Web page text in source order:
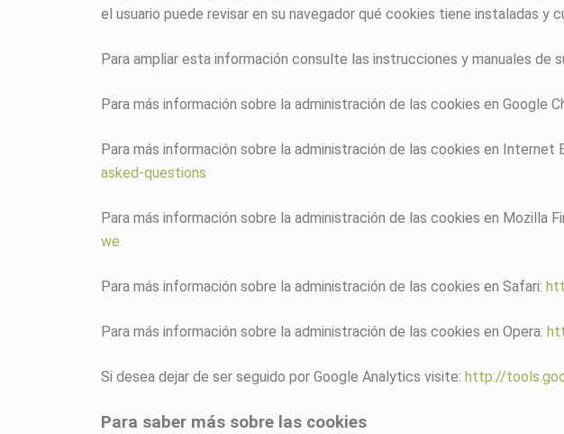
el usuario puede revisar en su navegador qué cookies tiene instaladas y
Para ampliar esta información consulte las instrucciones y manuales de
Para más información sobre la administración de las cookies en Google
Para más información sobre la administración de las cookies en Internet
asked-questions
Para más información sobre la administración de las cookies en Mozilla
we
Para más información sobre la administración de las cookies en Safari:
Para más información sobre la administración de las cookies en Opera:
Si desea dejar de ser seguido por Google Analytics visite: http://
Para saber más sobre las cookies